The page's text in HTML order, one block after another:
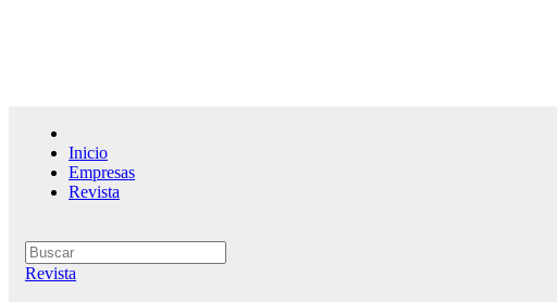
Inicio
Empresas
Revista
Revista